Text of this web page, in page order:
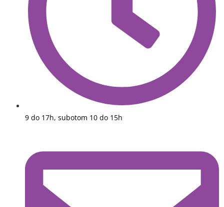
9 do 17h, subotom 10 do 15h